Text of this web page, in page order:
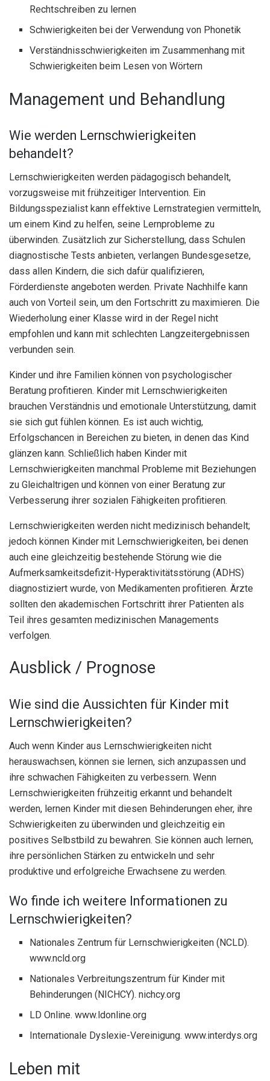
Rechtschreiben zu lernen
Schwierigkeiten bei der Verwendung von Phonetik
Verständnisschwierigkeiten im Zusammenhang mit
Schwierigkeiten beim Lesen von Wörtern
Management und Behandlung
Wie werden Lernschwierigkeiten
behandelt?
Lernschwierigkeiten werden pädagogisch behandelt,
vorzugsweise mit frühzeitiger Intervention. Ein
Bildungsspezialist kann effektive Lernstrategien vermitteln,
um einem Kind zu helfen, seine Lernprobleme zu
überwinden. Zusätzlich zur Sicherstellung, dass Schulen
diagnostische Tests anbieten, verlangen Bundesgesetze,
dass allen Kindern, die sich dafür qualifizieren,
Förderdienste angeboten werden. Private Nachhilfe kann
auch von Vorteil sein, um den Fortschritt zu maximieren. Die
Wiederholung einer Klasse wird in der Regel nicht
empfohlen und kann mit schlechten Langzeitergebnissen
verbunden sein.
Kinder und ihre Familien können von psychologischer
Beratung profitieren. Kinder mit Lernschwierigkeiten
brauchen Verständnis und emotionale Unterstützung, damit
sie sich gut fühlen können. Es ist auch wichtig,
Erfolgschancen in Bereichen zu bieten, in denen das Kind
glänzen kann. Schließlich haben Kinder mit
Lernschwierigkeiten manchmal Probleme mit Beziehungen
zu Gleichaltrigen und können von einer Beratung zur
Verbesserung ihrer sozialen Fähigkeiten profitieren.
Lernschwierigkeiten werden nicht medizinisch behandelt;
jedoch können Kinder mit Lernschwierigkeiten, bei denen
auch eine gleichzeitig bestehende Störung wie die
Aufmerksamkeitsdefizit-Hyperaktivitätsstörung (ADHS)
diagnostiziert wurde, von Medikamenten profitieren. Ärzte
sollten den akademischen Fortschritt ihrer Patienten als
Teil ihres gesamten medizinischen Managements
verfolgen.
Ausblick / Prognose
Wie sind die Aussichten für Kinder mit
Lernschwierigkeiten?
Auch wenn Kinder aus Lernschwierigkeiten nicht
herauswachsen, können sie lernen, sich anzupassen und
ihre schwachen Fähigkeiten zu verbessern. Wenn
Lernschwierigkeiten frühzeitig erkannt und behandelt
werden, lernen Kinder mit diesen Behinderungen eher, ihre
Schwierigkeiten zu überwinden und gleichzeitig ein
positives Selbstbild zu bewahren. Sie können auch lernen,
ihre persönlichen Stärken zu entwickeln und sehr
produktive und erfolgreiche Erwachsene zu werden.
Wo finde ich weitere Informationen zu
Lernschwierigkeiten?
Nationales Zentrum für Lernschwierigkeiten (NCLD).
www.ncld.org
Nationales Verbreitungszentrum für Kinder mit
Behinderungen (NICHCY). nichcy.org
LD Online. www.ldonline.org
Internationale Dyslexie-Vereinigung. www.interdys.org
Leben mit